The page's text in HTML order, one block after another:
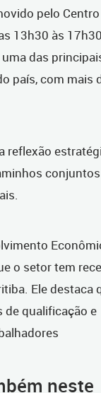
pelo Centro
13h30 às
das
país, com mais
reflexão
o setor tem
Ele destaca
de qualificação e
neste